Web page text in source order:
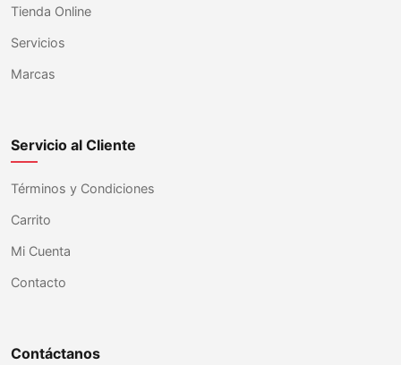
Tienda Online
Servicios
Marcas
Servicio al Cliente
Términos y Condiciones
Carrito
Mi Cuenta
Contacto
Contáctanos